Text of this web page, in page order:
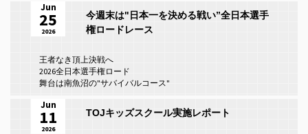
今週末は"日本一を決める戦い”全日本選手
権ロードレース
王者なき頂上決戦へ
2026全日本選手権ロード
舞台は南魚沼の"サバイバルコース"
Jun
25
2026
TOJキッズスクール実施レポート
Jun
11
2026